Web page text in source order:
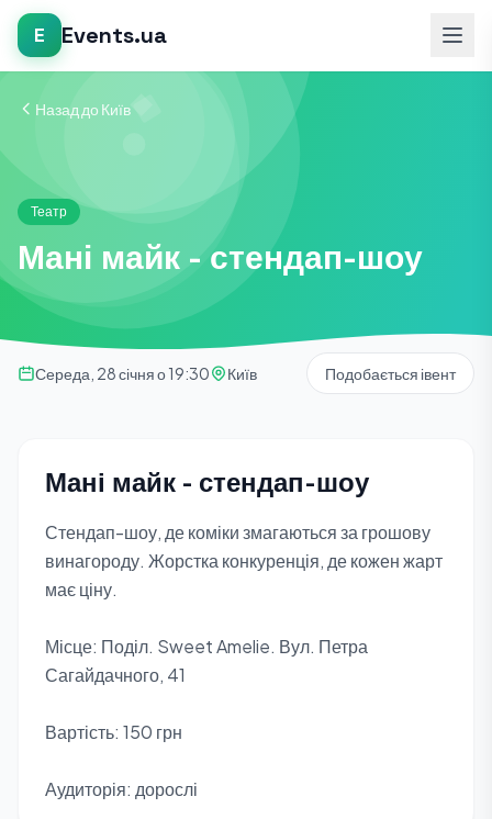
E Events.ua
Назад до Київ
Театр
Мані майк - стендап-шоу
Середа, 28 січня о 19:30 Київ Подобається івент
Мані майк - стендап-шоу
Стендап-шоу, де коміки змагаються за грошову
винагороду. Жорстка конкуренція, де кожен жарт
має ціну.
Місце: Поділ. Sweet Amelie. Вул. Петра
Сагайдачного, 41
Вартість: 150 грн
Аудиторія: дорослі